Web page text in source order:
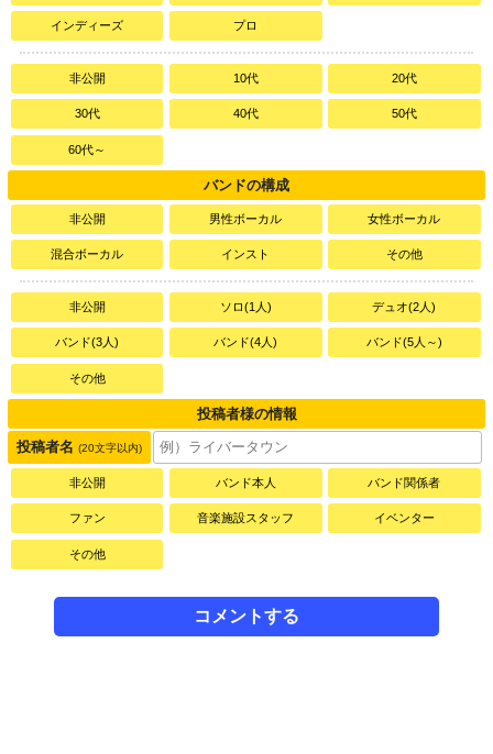
インディーズ プロ
非公開 10代 20代
30代 40代 50代
60代～
バンドの構成
非公開 男性ボーカル 女性ボーカル
混合ボーカル インスト その他
非公開 ソロ(1人) デュオ(2人)
バンド(3人) バンド(4人) バンド(5人～)
その他
投稿者様の情報
投稿者名 (20文字以内)
非公開 バンド本人 バンド関係者
ファン 音楽施設スタッフ イベンター
その他
コメントする